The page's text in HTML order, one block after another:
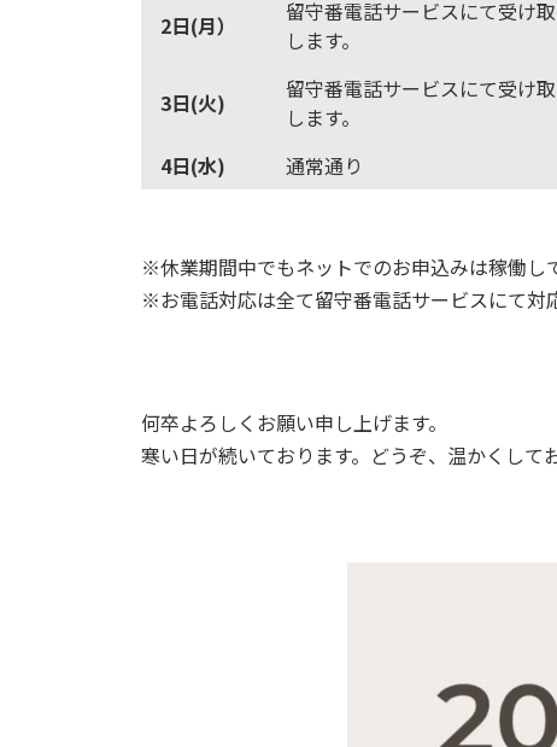
2日(月）
留守番電話サービスにて受け
します。
3日(火)
留守番電話サービスにて受け
します。
4日(水) 通常通り
※休業期間中でもネットでのお申込みは稼働し
※お電話対応は全て留守番電話サービスにて対
何卒よろしくお願い申し上げます。
寒い日が続いております。どうぞ、温かくして